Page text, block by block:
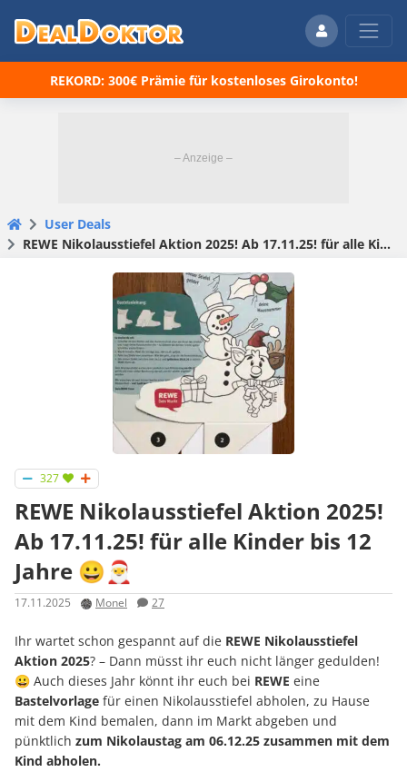
REKORD: 300€ Prämie für kostenloses Girokonto!
User Deals
REWE Nikolausstiefel Aktion 2025! Ab 17.11.25! für alle Kinder bis 12 Jahre 😀🎅
327
REWE Nikolausstiefel Aktion 2025!
Ab 17.11.25! für alle Kinder bis 12
Jahre 😀🎅
17.11.2025 Monel 27
Ihr wartet schon gespannt auf die REWE Nikolausstiefel
Aktion 2025? – Dann müsst ihr euch nicht länger gedulden!
😀 Auch dieses Jahr könnt ihr euch bei REWE eine
Bastelvorlage für einen Nikolausstiefel abholen, zu Hause
mit dem Kind bemalen, dann im Markt abgeben und
pünktlich zum Nikolaustag am 06.12.25 zusammen mit dem
Kind abholen.